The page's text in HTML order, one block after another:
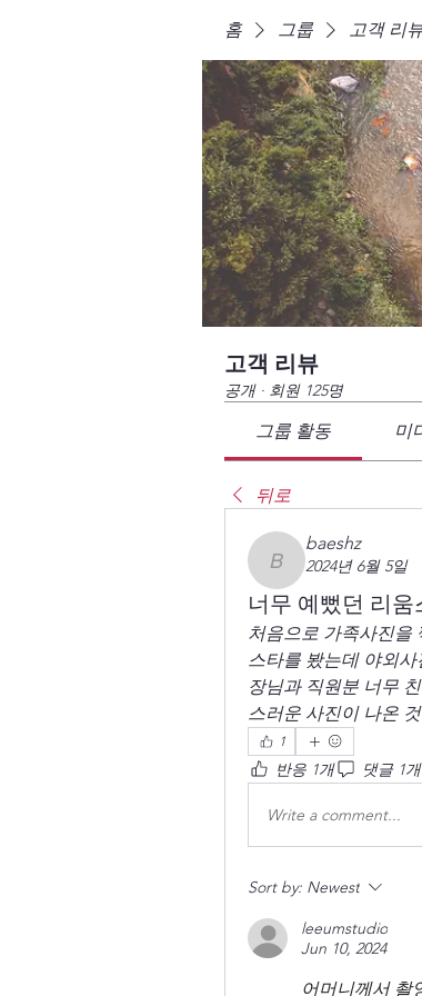
홈 그룹 고객 리
고객 리뷰
공개 · 회원 125명
그룹 활동 미
뒤로
baeshz
baeshz
2024년 6월 5일
너무 예뻤던 리움
처음으로 가족사진을
스타를 봤는데 야외
장님과 직원분 너무
스러운 사진이 나온
1
반응 1개 댓글 1개
Write a comment...
Sort by: Newest
leeumstudio
Jun 10, 2024
어머니께서 촬